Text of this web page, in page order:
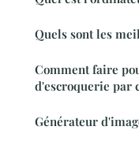
Quels sont les
Comment faire
d'escroquerie par
Générateur